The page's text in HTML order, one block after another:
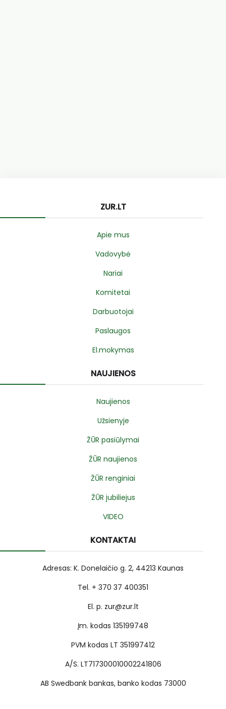
ZUR.LT
Apie mus
Vadovybė
Nariai
Komitetai
Darbuotojai
Paslaugos
El.mokymas
NAUJIENOS
Naujienos
Užsienyje
ŽŪR pasiūlymai
ŽŪR naujienos
ŽŪR renginiai
ŽŪR jubiliejus
VIDEO
KONTAKTAI
Adresas: K. Donelaičio g. 2, 44213 Kaunas
Tel. + 370 37 400351
El. p. zur@zur.lt
Įm. kodas 135199748
PVM kodas LT 351997412
A/S. LT717300010002241806
AB Swedbank bankas, banko kodas 73000